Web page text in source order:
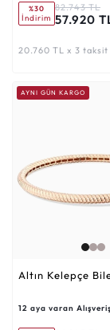
%30
İndirim
82.743 TL
57.920
20.760 TL x 3 taksit
AYNI GÜN KARGO
Altın Kelepçe
12 aya varan